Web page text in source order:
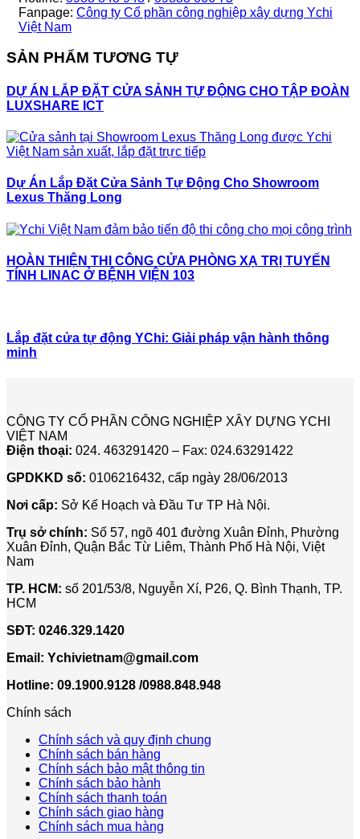
Fanpage: Công ty Cổ phần công nghiệp xây dựng Ychi
Việt Nam
SẢN PHẨM TƯƠNG TỰ
DỰ ÁN LẮP ĐẶT CỬA SẢNH TỰ ĐỘNG CHO TẬP ĐOÀN
LUXSHARE ICT
Dự Án Lắp Đặt Cửa Sảnh Tự Động Cho Showroom
Lexus Thăng Long
HOÀN THIỆN THI CÔNG CỬA PHÒNG XẠ TRỊ TUYẾN
TÍNH LINAC Ở BỆNH VIỆN 103
Lắp đặt cửa tự động YChi: Giải pháp vận hành thông
minh
CÔNG TY CỔ PHẦN CÔNG NGHIỆP XÂY DỰNG YCHI
VIỆT NAM
Điện thoại: 024. 463291420 – Fax: 024.63291422
GPDKKD số: 0106216432, cấp ngày 28/06/2013
Nơi cấp: Sở Kế Hoạch và Đầu Tư TP Hà Nội.
Trụ sở chính: Số 57, ngõ 401 đường Xuân Đỉnh, Phường
Xuân Đỉnh, Quận Bắc Từ Liêm, Thành Phố Hà Nội, Việt
Nam
TP. HCM: số 201/53/8, Nguyễn Xí, P26, Q. Bình Thạnh, TP.
HCM
SĐT: 0246.329.1420
Email: Ychivietnam@gmail.com
Hotline: 09.1900.9128 /0988.848.948
Chính sách
Chính sách và quy định chung
Chính sách bán hàng
Chính sách bảo mật thông tin
Chính sách bảo hành
Chính sách thanh toán
Chính sách giao hàng
Chính sách mua hàng